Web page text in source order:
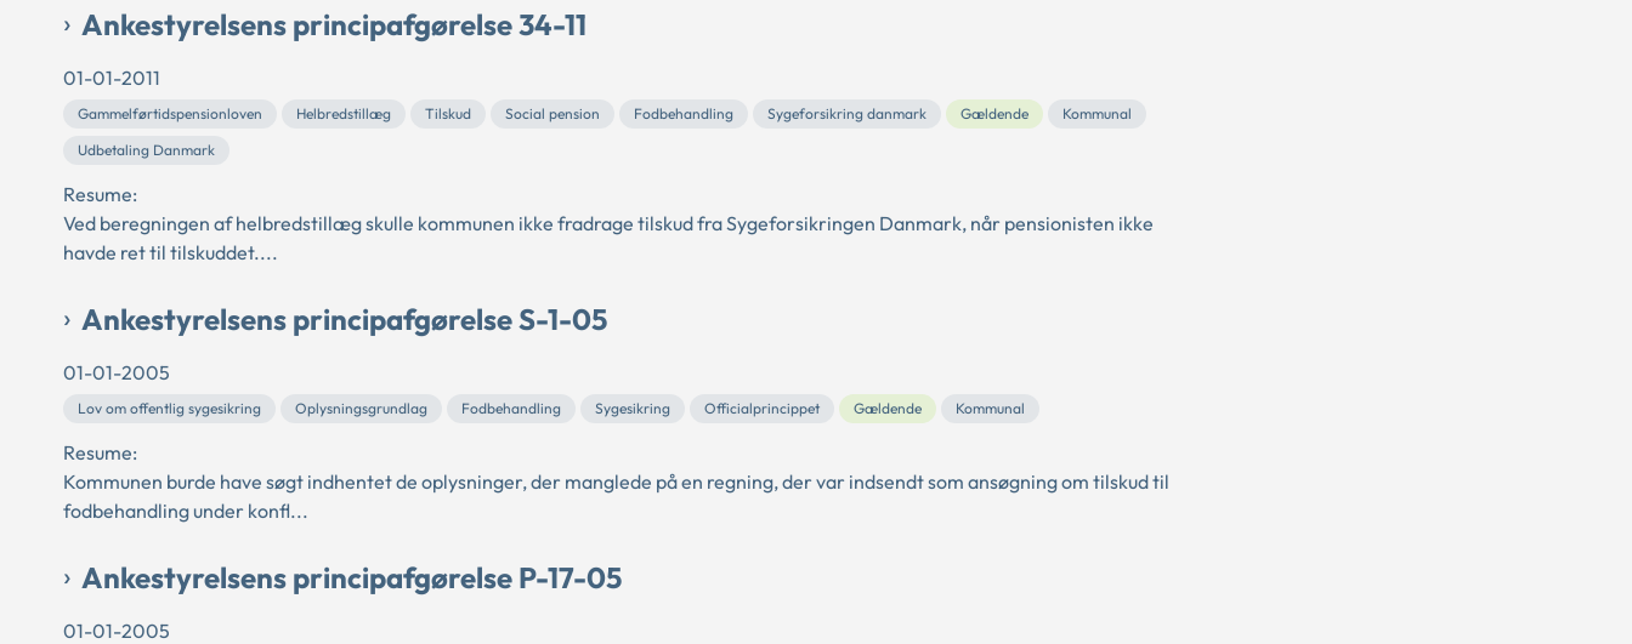
Ankestyrelsens principafgørelse 34-11
01-01-2011
Gammelførtidspensionloven Helbredstillæg Tilskud Social pension Fodbehandling Sygeforsikring danmark Gældende
Kommunal
Udbetaling Danmark
Resume:
Ved beregningen af helbredstillæg skulle kommunen ikke fradrage tilskud fra Sygeforsikringen Danmark, når pensionisten ikke
havde ret til tilskuddet....
Ankestyrelsens principafgørelse S-1-05
01-01-2005
Lov om offentlig sygesikring Oplysningsgrundlag Fodbehandling Sygesikring Officialprincippet Gældende Kommunal
Resume:
Kommunen burde have søgt indhentet de oplysninger, der manglede på en regning, der var indsendt som ansøgning om tilskud til
fodbehandling under konfl...
Ankestyrelsens principafgørelse P-17-05
01-01-2005